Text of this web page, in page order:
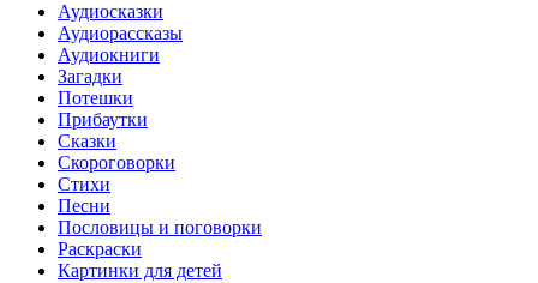
Аудиосказки
Аудиорассказы
Аудиокниги
Загадки
Потешки
Прибаутки
Сказки
Скороговорки
Стихи
Песни
Пословицы и поговорки
Раскраски
Картинки для детей